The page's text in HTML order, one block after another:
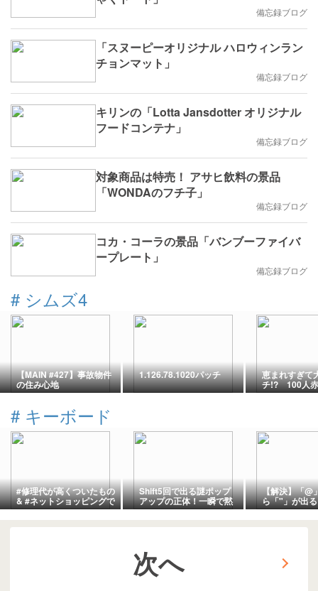
備忘録ブログ
「スヌーピーオリジナル ハロウィンラン
チョンマット」
備忘録ブログ
キリンの「Lotta Jansdotter オリジナル
フードコンテナ」
備忘録ブログ
対象商品は特売！ アサヒ飲料の景品
「WONDAのフチ子」
備忘録ブログ
コカ・コーラの景品「バンブーファイバ
ープレート」
備忘録ブログ
# シムズ4
【MAIN #427】事故物件
の住み心地
1.126.78.1020パッチ 恵まれすぎて
チ!? 100人
ャレンジ
# キーボード
#修理代が高くついたもの
& #ネットショッピングで
失敗したこと…投稿ネタ
【整備済み品の闇】
Shift5回で出る謎ポップ
アップの正体！一瞬で黙
らせる方法を解説
【解決】「@
ら「"」が出
ド配列すり替
真犯人
次へ